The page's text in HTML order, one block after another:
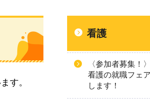
す。
看護
〈参加者募集！
看護の就職フェ
します！